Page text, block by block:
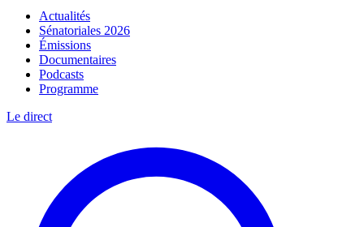
Actualités
Sénatoriales 2026
Émissions
Documentaires
Podcasts
Programme
Le direct